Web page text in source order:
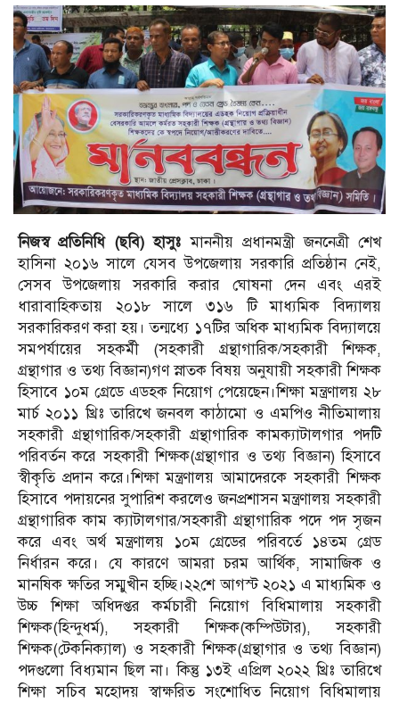
নিজস্ব প্রতিনিধি (ছবি) হাসুঃ মাননীয় প্রধানমন্ত্রী জননেত্রী শেখ
হাসিনা ২০১৬ সালে যেসব উপজেলায় সরকারি প্রতিষ্ঠান নেই,
সেসব উপজেলায় সরকারি করার ঘোষনা দেন এবং এরই
ধারাবাহিকতায় ২০১৮ সালে ৩১৬ টি মাধ্যমিক বিদ্যালয়
সরকারিকরণ করা হয়। তন্মধ্যে ১৭টির অধিক মাধ্যমিক বিদ্যালয়ে
সমপর্যায়ের সহকর্মী (সহকারী গ্রন্থাগারিক/সহকারী শিক্ষক,
গ্রন্থাগার ও তথ্য বিজ্ঞান)গণ স্নাতক বিষয় অনুযায়ী সহকারী শিক্ষক
হিসাবে ১০ম গ্রেডে এডহক নিয়োগ পেয়েছেন।শিক্ষা মন্ত্রণালয় ২৮
মার্চ ২০১১ খ্রিঃ তারিখে জনবল কাঠামো ও এমপিও নীতিমালায়
সহকারী গ্রন্থাগারিক/সহকারী গ্রন্থাগারিক কামক্যাটালগার পদটি
পরিবর্তন করে সহকারী শিক্ষক(গ্রন্থাগার ও তথ্য বিজ্ঞান) হিসাবে
স্বীকৃতি প্রদান করে।শিক্ষা মন্ত্রণালয় আমাদেরকে সহকারী শিক্ষক
হিসাবে পদায়নের সুপারিশ করলেও জনপ্রশাসন মন্ত্রণালয় সহকারী
গ্রন্থাগারিক কাম ক্যাটালগার/সহকারী গ্রন্থাগারিক পদে পদ সৃজন
করে এবং অর্থ মন্ত্রণালয় ১০ম গ্রেডের পরিবর্তে ১৪তম গ্রেড
নির্ধারন করে। যে কারণে আমরা চরম আর্থিক, সামাজিক ও
মানষিক ক্ষতির সম্মুখীন হচ্ছি।২২শে আগস্ট ২০২১ এ মাধ্যমিক ও
উচ্চ শিক্ষা অধিদপ্তর কর্মচারী নিয়োগ বিধিমালায় সহকারী
শিক্ষক(হিন্দুধর্ম), সহকারী শিক্ষক(কম্পিউটার), সহকারী
শিক্ষক(টেকনিক্যাল) ও সহকারী শিক্ষক(গ্রন্থাগার ও তথ্য বিজ্ঞান)
পদগুলো বিধ্যমান ছিল না। কিন্তু ১৩ই এপ্রিল ২০২২ খ্রিঃ তারিখে
শিক্ষা সচিব মহোদয় স্বাক্ষরিত সংশোধিত নিয়োগ বিধিমালায়